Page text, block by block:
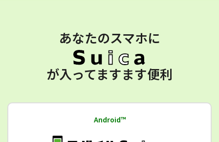
あなたのスマホに
が入ってますます便利
Android™